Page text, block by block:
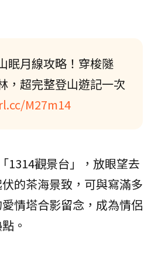
眠月線攻略！穿梭隧
，超完整登山遊記一次
M27m14
1314觀景台」，放眼望去
的茶海景致，可與寫滿多
情塔合影留念，成為情侶
。